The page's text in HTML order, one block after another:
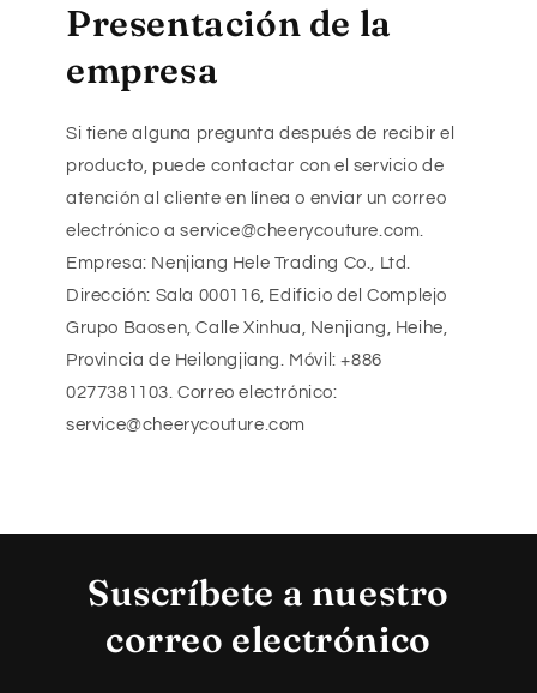
Presentación de la
empresa
Si tiene alguna pregunta después de recibir el
producto, puede contactar con el servicio de
atención al cliente en línea o enviar un correo
electrónico a service@cheerycouture.com.
Empresa: Nenjiang Hele Trading Co., Ltd.
Dirección: Sala 000116, Edificio del Complejo
Grupo Baosen, Calle Xinhua, Nenjiang, Heihe,
Provincia de Heilongjiang. Móvil: +886
0277381103. Correo electrónico:
service@cheerycouture.com
Suscríbete a nuestro
correo electrónico